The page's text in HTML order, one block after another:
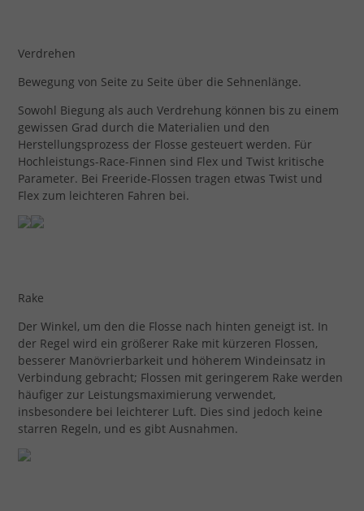
Verdrehen
Bewegung von Seite zu Seite über die Sehnenlänge.
Sowohl Biegung als auch Verdrehung können bis zu einem
gewissen Grad durch die Materialien und den
Herstellungsprozess der Flosse gesteuert werden. Für
Hochleistungs-Race-Finnen sind Flex und Twist kritische
Parameter. Bei Freeride-Flossen tragen etwas Twist und
Flex zum leichteren Fahren bei.
Rake
Der Winkel, um den die Flosse nach hinten geneigt ist. In
der Regel wird ein größerer Rake mit kürzeren Flossen,
besserer Manövrierbarkeit und höherem Windeinsatz in
Verbindung gebracht; Flossen mit geringerem Rake werden
häufiger zur Leistungsmaximierung verwendet,
insbesondere bei leichterer Luft. Dies sind jedoch keine
starren Regeln, und es gibt Ausnahmen.